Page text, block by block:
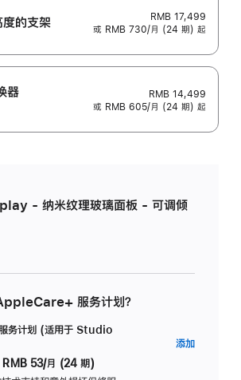
度的支‍架
RMB 17,499
或 RMB 730/月 (24 期) 起
器
RMB 14,499
或 RMB 605/月 (24 期) 起
- 纳米纹理玻璃面板 - 可调倾
服务计划？
务计划 (适用于 Studio
RMB 53/月 (24 期)
添加